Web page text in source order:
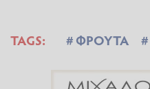
TAGS: ΦΡΟΥΤΑ